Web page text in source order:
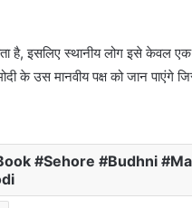
है, इसलिए स्थानीय लोग इसे केवल
के उस मानवीय पक्ष को जान पाएंगे
#Sehore #Budhni